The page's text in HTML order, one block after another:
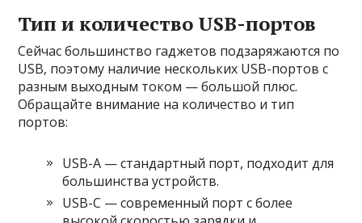
Тип и количество USB-портов
Сейчас большинство гаджетов подзаряжаются по
USB, поэтому наличие нескольких USB-портов с
разным выходным током — большой плюс.
Обращайте внимание на количество и тип
портов:
USB-A — стандартный порт, подходит для
большинства устройств.
USB-C — современный порт с более